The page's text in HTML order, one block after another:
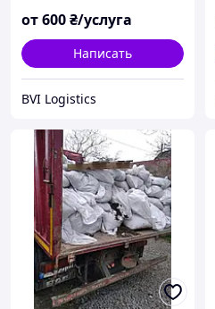
от600₴/услуга
Написать
BVI Logistics